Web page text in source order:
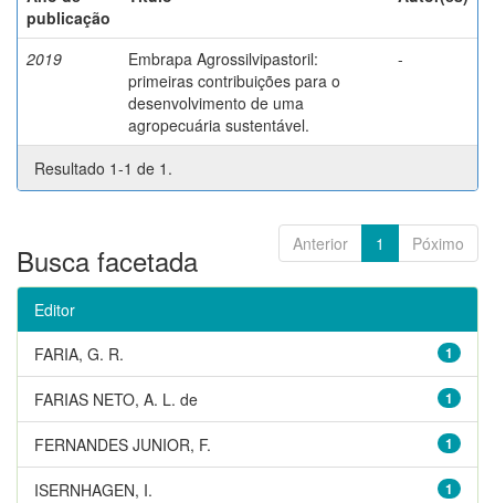
publicação
2019
Embrapa Agrossilvipastoril:
primeiras contribuições para o
desenvolvimento de uma
agropecuária sustentável.
-
Resultado 1-1 de 1.
Anterior 1 Póximo
Busca facetada
Editor
1
FARIA, G. R.
1
FARIAS NETO, A. L. de
1
FERNANDES JUNIOR, F.
1
ISERNHAGEN, I.